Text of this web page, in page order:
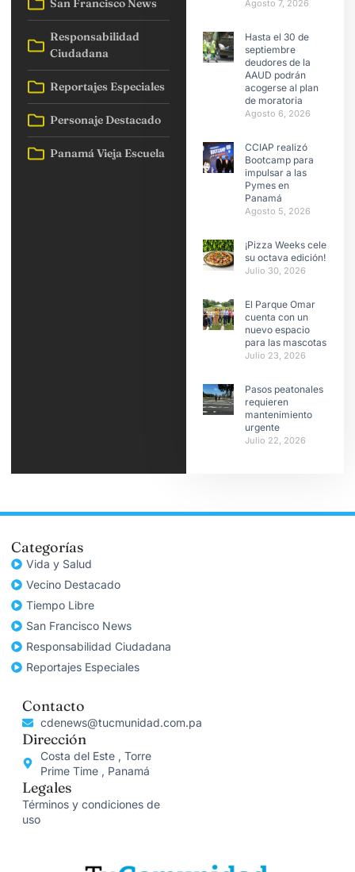
San Francisco News
Responsabilidad
Ciudadana
Reportajes Especiales
Personaje Destacado
Panamá Vieja Escuela
Agosto 7, 2026
Hasta el 30 de
septiembre
deudores de la
AAUD podrán
acogerse al plan
de moratoria
Agosto 6, 2026
CCIAP realizó
Bootcamp para
impulsar a las
Pymes en
Panamá
Agosto 5, 2026
¡Pizza Weeks celebra
su octava edición!
Julio 30, 2026
El Parque Omar
cuenta con un
nuevo espacio
para las mascotas
Julio 23, 2026
Pasos peatonales
requieren
mantenimiento
urgente
Julio 22, 2026
Categorías
Vida y Salud
Vecino Destacado
Tiempo Libre
San Francisco News
Responsabilidad Ciudadana
Reportajes Especiales
Contacto
cdenews@tucmunidad.com.pa
Dirección
Costa del Este , Torre
Prime Time , Panamá
Legales
Términos y condiciones de
uso